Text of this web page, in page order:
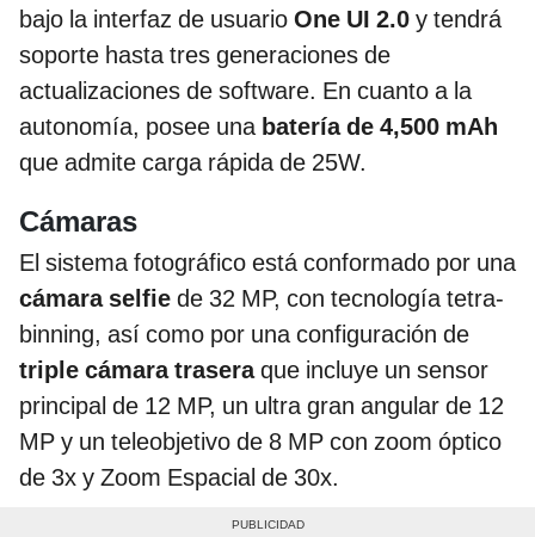
bajo la interfaz de usuario One UI 2.0 y tendrá
soporte hasta tres generaciones de
actualizaciones de software. En cuanto a la
autonomía, posee una batería de 4,500 mAh
que admite carga rápida de 25W.
Cámaras
El sistema fotográfico está conformado por una
cámara selfie de 32 MP, con tecnología tetra-
binning, así como por una configuración de
triple cámara traseraque incluye un sensor
principal de 12 MP, un ultra gran angular de 12
MP y un teleobjetivo de 8 MP con zoom óptico
de 3x y Zoom Espacial de 30x.